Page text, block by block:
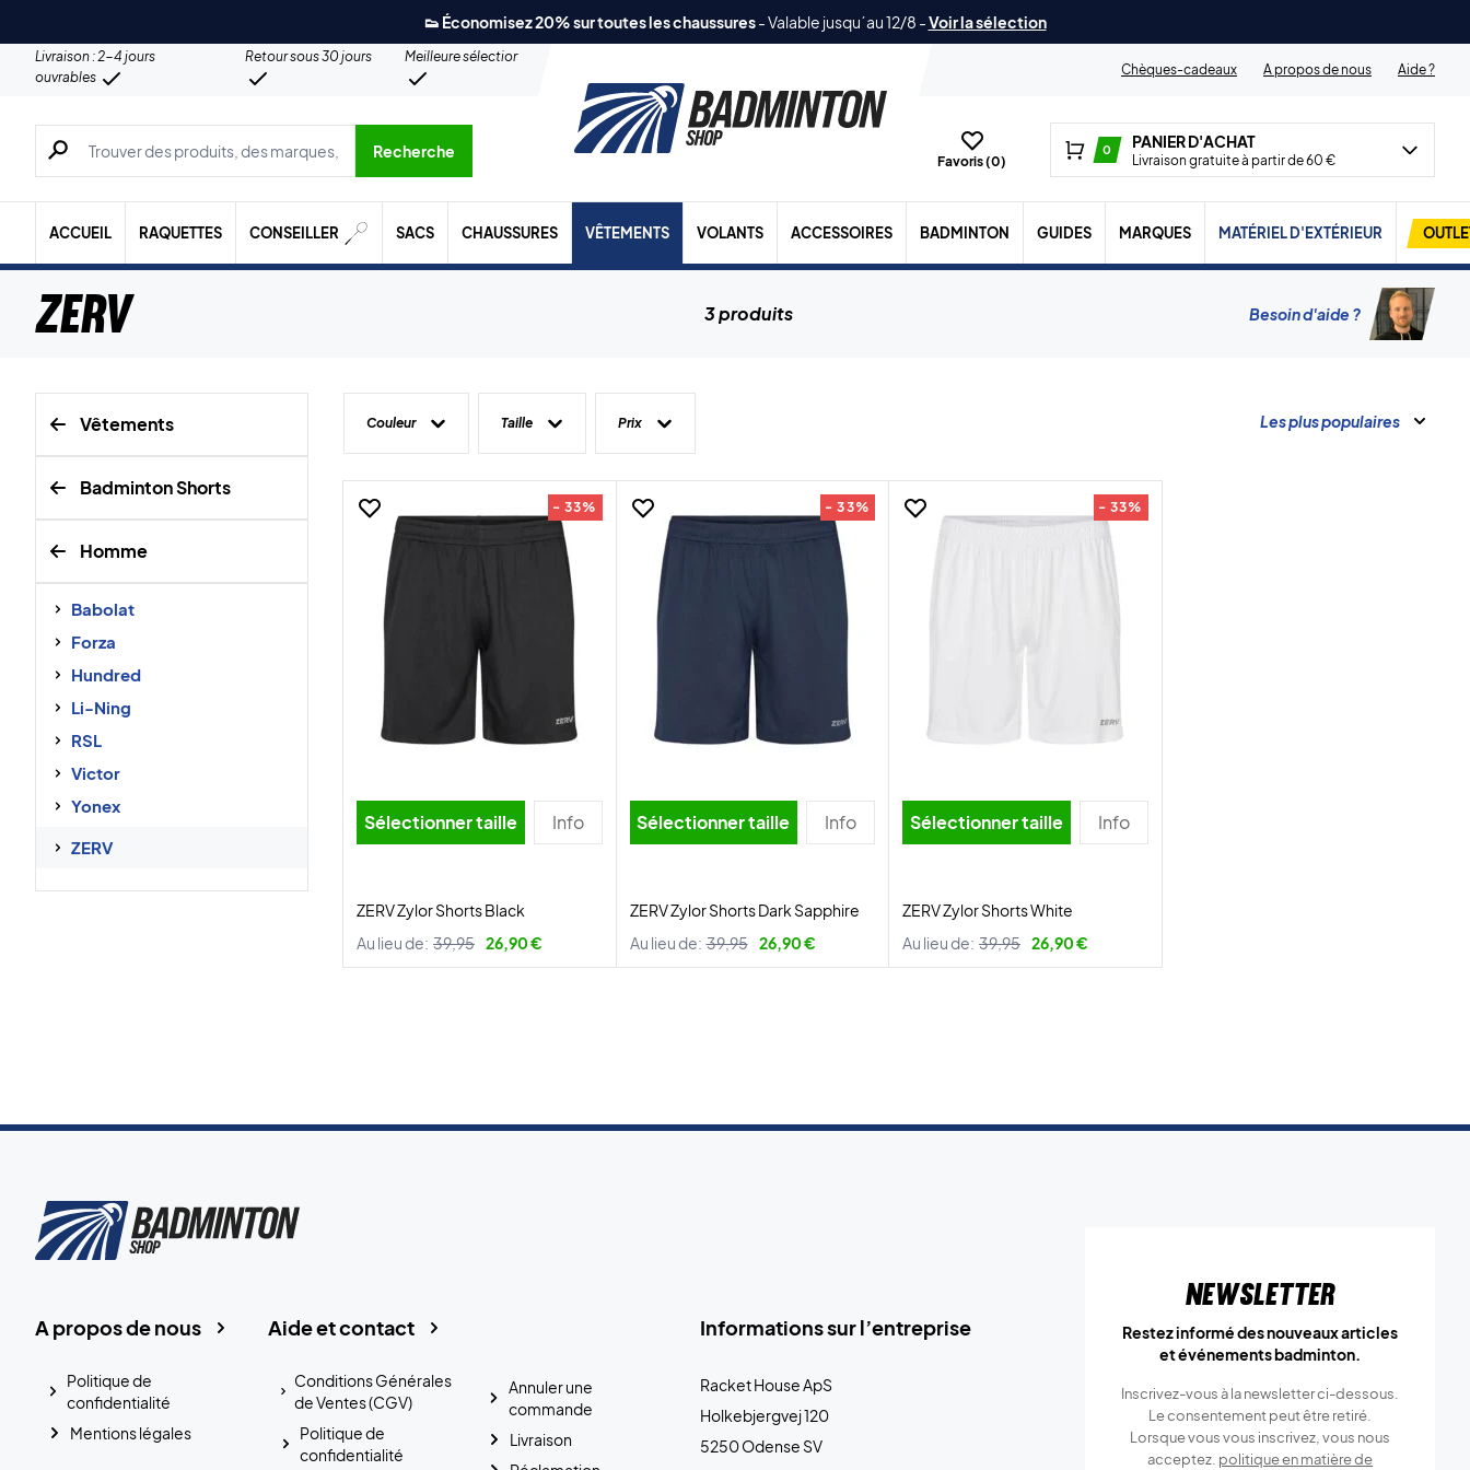
👟 Économisez 20% sur toutes les chaussures-Valable jusqu´au 12/8 -Voir la sélection
Livraison : 2-4 jours
ouvrables
Retour sous 30 jours
Meilleure sélection
Chèques-cadeaux
A propos de nous Aide ?
Recherche de produits, de marques, etc.
Recherche
Favoris (0)
0 PANIER D'ACHAT
Livraison gratuite à partir de 60 €
ACCUEIL RAQUETTES CONSEILLER SACS CHAUSSURES VÊTEMENTS VOLANTS ACCESSOIRES BADMINTON GUIDES MARQUES MATÉRIEL D'EXTÉRIEUR
ZERV 3 produits Besoin d'aide ?
Vêtements
Badminton Shorts
Homme
Babolat
Forza
Hundred
Li-Ning
RSL
Victor
Yonex
ZERV
Couleur Taille Prix Les plus populaires
- 33%
Sélectionner taille Info
ZERV Zylor Shorts Black
Au lieu de: 39,95 26,90 €
- 33%
Sélectionner taille Info
ZERV Zylor Shorts Dark Sapphire
Au lieu de: 39,95 26,90 €
- 33%
Sélectionner taille Info
ZERV Zylor Shorts White
Au lieu de: 39,95 26,90 €
Informations sur l’entreprise
Racket House ApS
Holkebjergvej 120
5250 Odense SV
Aide et contact
Conditions Générales
de Ventes (CGV)
Politique de
confidentialité
Annuler une
commande
Livraison
A propos de nous
Politique de
confidentialité
Mentions légales
Newsletter
Restez informé des nouveaux articles
et événements badminton.
Inscrivez-vous à la newsletter ci-dessous.
Le consentement peut être retiré.
Lorsque vous vous inscrivez, vous nous
acceptez. politique en matière de